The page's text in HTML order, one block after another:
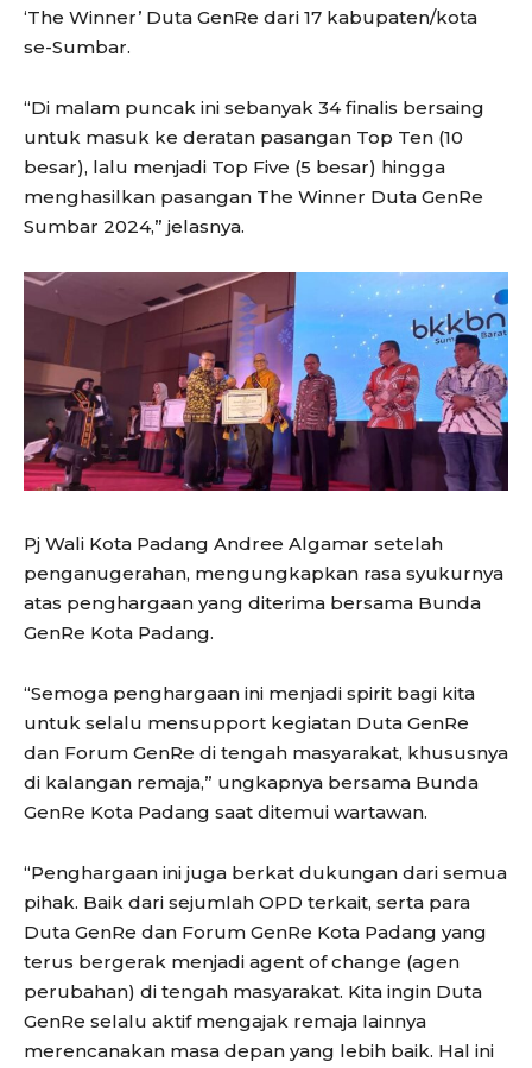
‘The Winner’ Duta GenRe dari 17 kabupaten/kota
se-Sumbar.
“Di malam puncak ini sebanyak 34 finalis bersaing
untuk masuk ke deratan pasangan Top Ten (10
besar), lalu menjadi Top Five (5 besar) hingga
menghasilkan pasangan The Winner Duta GenRe
Sumbar 2024,” jelasnya.
Pj Wali Kota Padang Andree Algamar setelah
penganugerahan, mengungkapkan rasa syukurnya
atas penghargaan yang diterima bersama Bunda
GenRe Kota Padang.
“Semoga penghargaan ini menjadi spirit bagi kita
untuk selalu mensupport kegiatan Duta GenRe
dan Forum GenRe di tengah masyarakat, khususnya
di kalangan remaja,” ungkapnya bersama Bunda
GenRe Kota Padang saat ditemui wartawan.
“Penghargaan ini juga berkat dukungan dari semua
pihak. Baik dari sejumlah OPD terkait, serta para
Duta GenRe dan Forum GenRe Kota Padang yang
terus bergerak menjadi agent of change (agen
perubahan) di tengah masyarakat. Kita ingin Duta
GenRe selalu aktif mengajak remaja lainnya
merencanakan masa depan yang lebih baik. Hal ini